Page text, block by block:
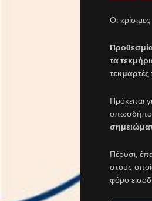
Οι
τα
Πρόκειται
Πέρυσι,
στους
φόρο